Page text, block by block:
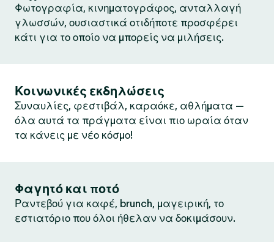
Φωτογραφία, κινηματογράφος, ανταλλαγή
γλωσσών, ουσιαστικά οτιδήποτε προσφέρει
κάτι για το οποίο να μπορείς να μιλήσεις.
Κοινωνικές εκδηλώσεις
Συναυλίες, φεστιβάλ, καραόκε, αθλήματα —
όλα αυτά τα πράγματα είναι πιο ωραία όταν
τα κάνεις με νέο κόσμο!
Φαγητό και ποτό
Ραντεβού για καφέ, brunch, μαγειρική, το
εστιατόριο που όλοι ήθελαν να δοκιμάσουν.